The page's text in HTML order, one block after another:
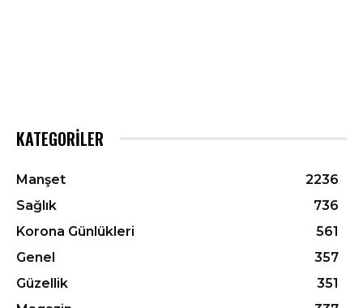
KATEGORILER
Manşet
2236
Sağlık
736
Korona Günlükleri
561
Genel
357
Güzellik
351